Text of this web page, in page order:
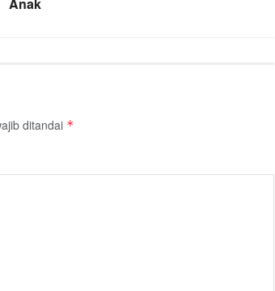
ditandai *